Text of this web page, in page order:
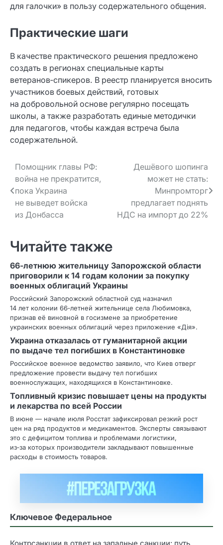
для галочки» в пользу содержательного общения.
Практические шаги
В качестве практического решения предложено
создать в регионах специальные карты
ветеранов‑спикеров. В реестр планируется вносить
участников боевых действий, готовых
на добровольной основе регулярно посещать
школы, а также разработать единые методички
для педагогов, чтобы каждая встреча была
содержательной.
Навигация
по записям
Помощник главы РФ:
война не прекратится,
пока Украина
не выведет войска
из Донбасса
Дешёвого шопинга
может не стать:
Минпромторг
предлагает поднять
НДС на импорт до 22%
Читайте также
66‑летнюю жительницу Запорожской области
приговорили к 14 годам колонии за покупку
военных облигаций Украины
Российский Запорожский областной суд назначил
14 лет колонии 66‑летней жительнице села Любимовка,
признав её виновной в госизмене за приобретение
украинских военных облигаций через приложение «Дія».
Украина отказалась от гуманитарной акции
по выдаче тел погибших в Константиновке
Российское военное ведомство заявило, что Киев отверг
предложение провести выдачу тел погибших
военнослужащих, находящихся в Константиновке.
Топливный кризис повышает цены на продукты
и лекарства по всей России
В июне — начале июля Росстат зафиксировал резкий рост
цен на ряд продуктов и медикаментов. Эксперты связывают
это с дефицитом топлива и проблемами логистики,
из‑за которых производители закладывают повышенные
расходы в стоимость товаров.
Ключевое Федеральное